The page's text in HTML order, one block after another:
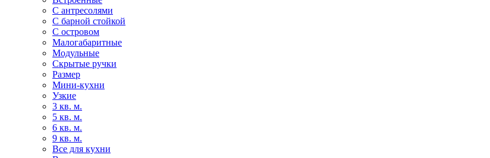
С антресолями
С барной стойкой
С островом
Малогабаритные
Модульные
Скрытые ручки
Размер
Мини-кухни
Узкие
3 кв. м.
5 кв. м.
6 кв. м.
9 кв. м.
Все для кухни